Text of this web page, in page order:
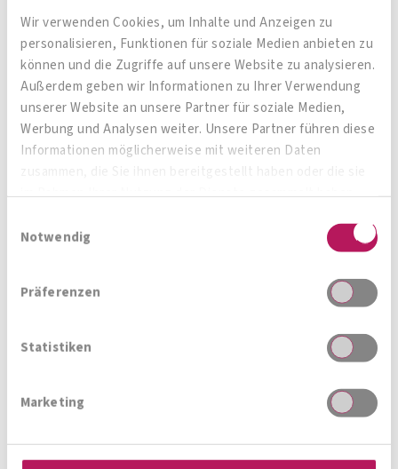
Wir verwenden Cookies, um Inhalte und Anzeigen zu
personalisieren, Funktionen für soziale Medien anbieten zu
können und die Zugriffe auf unsere Website zu analysieren.
Außerdem geben wir Informationen zu Ihrer Verwendung
unserer Website an unsere Partner für soziale Medien,
Werbung und Analysen weiter. Unsere Partner führen diese
Informationen möglicherweise mit weiteren Daten
im Rahmen Ihrer Nutzung der Dienste gesammelt haben.
Notwendig
Präferenzen
Statistiken
Marketing
Verbesserung der kognitiven Funktionen. Das
zeigt, dass trotz einer psychischen Stabilität ein
Wiedereinstieg in denAlltagnur schwer möglich
ist, was wiederum schlecht für das
Selbstwertgefühl der Betroffenen ist. Bereits
von Menschen mit psychischen Erkrankungen
deutliche von gesunden Menschen
hochqualitativen
wird die bakterielle
sodass sich die guten
vermehren und
ihren Aufgaben wieder nachgehen können. Es
gibt speziell entwickelte
, die gezielt
wirken und somit die
kognitiven Leistungen positiv beeinflussen –